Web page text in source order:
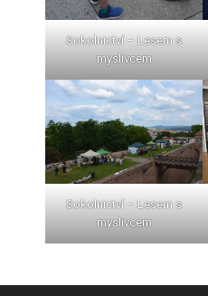
Sokolnictví – Lesem s
myslivcem
Sokolnictví – Lesem s
myslivcem